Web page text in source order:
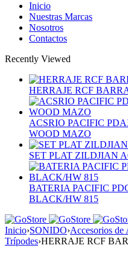
Inicio
Nuestras Marcas
Nosotros
Contactos
Recently Viewed
HERRAJE RCF
ACSRIO PACIFIC
WOOD MAZO
SET PLAT ZILDJIAN
BATERIA PACIFIC
BLACK/HW 815
Inicio›SONIDO›Accesorios de
Trípodes›HERRAJE RCF